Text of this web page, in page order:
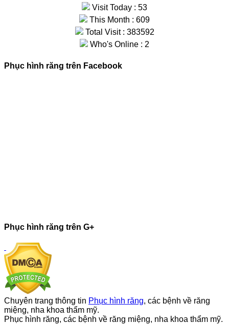
Visit Today : 53
This Month : 609
Total Visit : 383592
Who's Online : 2
Phục hình răng trên Facebook
Phục hình răng trên G+
Chuyên trang thông tin Phục hình răng, các bệnh về răng
miệng, nha khoa thẩm mỹ.
Phục hình răng, các bệnh về răng miệng, nha khoa thẩm mỹ.